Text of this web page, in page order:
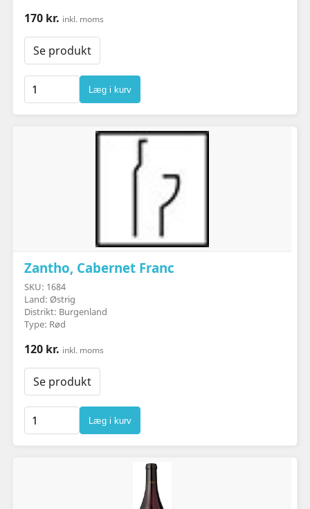
170 kr. inkl. moms
Se produkt
Læg i kurv
Zantho, Cabernet Franc
SKU: 1684
Land: Østrig
Distrikt: Burgenland
Type: Rød
120 kr. inkl. moms
Se produkt
Læg i kurv